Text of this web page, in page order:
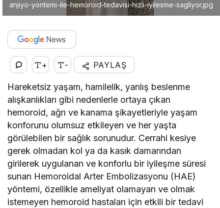
anjiyo-yontemi-ile-hemoroid-tedavisi-hizli-iyilesme-sagliyor.jpg
+ - PAYLAŞ
Hareketsiz yaşam, hamilelik, yanlış beslenme
alışkanlıkları gibi nedenlerle ortaya çıkan
hemoroid, ağrı ve kanama şikayetleriyle yaşam
konforunu olumsuz etkileyen ve her yaşta
görülebilen bir sağlık sorunudur. Cerrahi kesiye
gerek olmadan kol ya da kasık damarından
girilerek uygulanan ve konforlu bir iyileşme süresi
sunan Hemoroidal Arter Embolizasyonu (HAE)
yöntemi, özellikle ameliyat olamayan ve olmak
istemeyen hemoroid hastaları için etkili bir tedavi